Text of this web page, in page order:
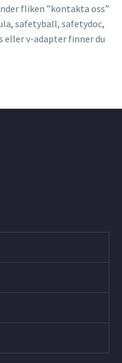
fliken ”kontakta oss”
safetyball, safetydoc,
v-adapter finner du